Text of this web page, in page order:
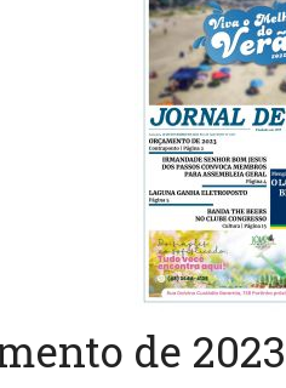
de 2023